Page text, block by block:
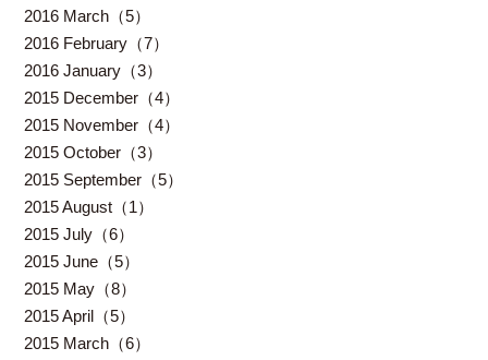
2016 March（5）
2016 February（7）
2016 January（3）
2015 December（4）
2015 November（4）
2015 October（3）
2015 September（5）
2015 August（1）
2015 July（6）
2015 June（5）
2015 May（8）
2015 April（5）
2015 March（6）